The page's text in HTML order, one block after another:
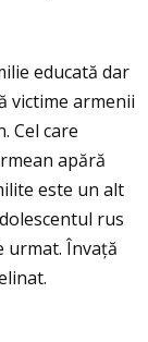
educată dar
victime armenii
Cel care
apără
este un alt
rus
urmat. Învaţă